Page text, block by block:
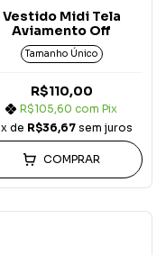
Vestido Midi Tela
Aviamento Off
Tamanho Único
R$110,00
R$105,60com Pix
x de R$36,67 sem juros
COMPRAR